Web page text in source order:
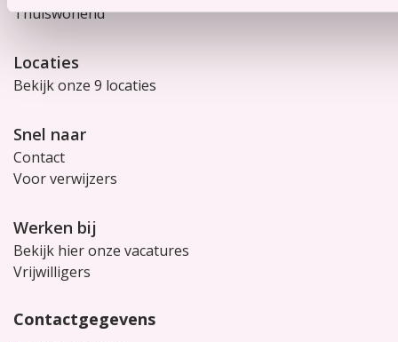
Thuiswonend
Locaties
Bekijk onze 9 locaties
Snel naar
Contact
Voor verwijzers
Werken bij
Bekijk hier onze vacatures
Vrijwilligers
Contactgegevens